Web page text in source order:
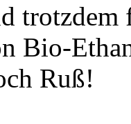
Bio-
Ruß!